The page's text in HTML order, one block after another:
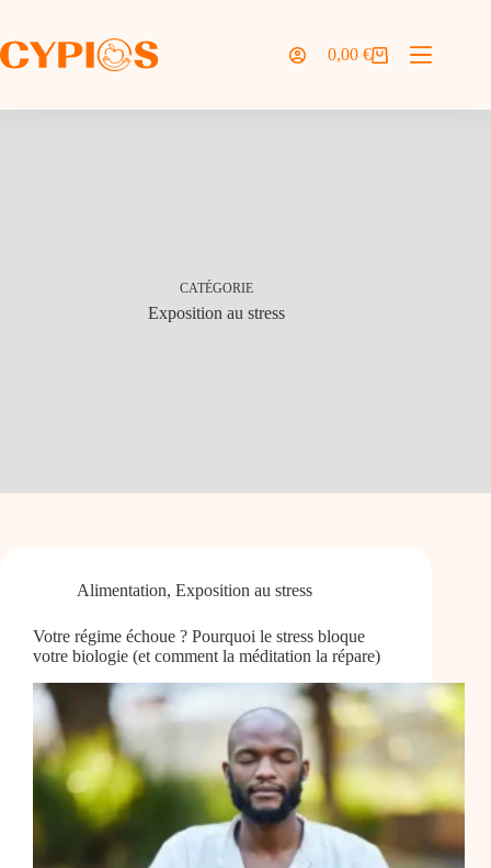
contenu
Panier
0,00€
CATÉGORIE
Exposition au stress
Alimentation, Exposition au stress
Votre régime échoue ? Pourquoi le stress bloque
votre biologie (et comment la méditation la répare)